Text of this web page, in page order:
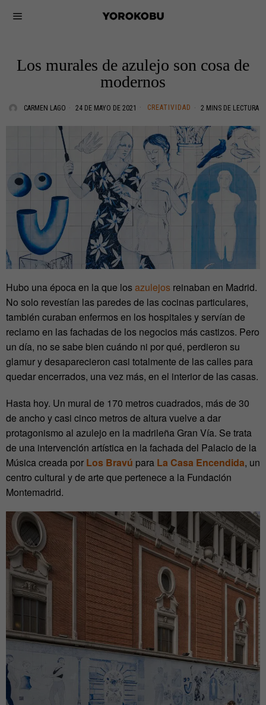
Los murales de azulejo son cosa de
modernos
CARMEN LAGO 24 DE MAYO DE 2021 CREATIVIDAD 2 MINS DE LECTURA
Hubo una época en la que losazulejos reinaban en Madrid.
No solo revestían las paredes de las cocinas particulares,
también curaban enfermos en los hospitales y servían de
reclamo en las fachadas de los negocios más castizos. Pero
un día, no se sabe bien cuándo ni por qué, perdieron su
glamur y desaparecieron casi totalmente de las calles para
quedar encerrados, una vez más, en el interior de las casas.
Hasta hoy. Un mural de 170 metros cuadrados, más de 30
de ancho y casi cinco metros de altura vuelve a dar
protagonismo al azulejo en la madrileña Gran Vía. Se trata
de una intervención artística en la fachada del Palacio de la
Música creada por Los Bravú para La Casa Encendida, un
centro cultural y de arte que pertenece a la Fundación
Montemadrid.